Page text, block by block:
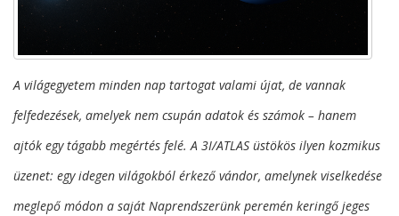
A világegyetem minden nap tartogat valami újat, de vannak
felfedezések, amelyek nem csupán adatok és számok – hanem
ajtók egy tágabb megértés felé. A 3I/ATLAS üstökös ilyen kozmikus
üzenet: egy idegen világokból érkező vándor, amelynek viselkedése
meglepő módon a saját Naprendszerünk peremén keringő jeges